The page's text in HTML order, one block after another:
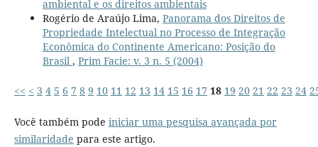
ambiental e os direitos ambientais
Rogério de Araújo Lima, Panorama dos Direitos de
Propriedade Intelectual no Processo de Integração
Econômica do Continente Americano: Posição do
Brasil , Prim Facie: v. 3 n. 5 (2004)
<< < 3 4 5 6 7 8 9 10 11 12 13 14 15 16 17 18 19 20 21 22 23 24
Você também pode iniciar uma pesquisa avançada por
similaridade para este artigo.